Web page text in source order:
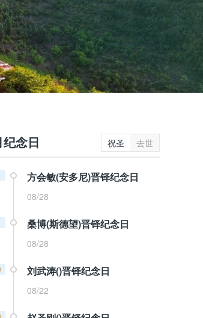
念日 祝圣 去世
方会敏(安多尼)晋铎纪念日
08/28
桑博(斯德望)晋铎纪念日
08/28
刘武涛()晋铎纪念日
08/22